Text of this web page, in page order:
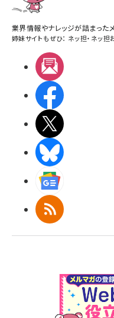
業界情報やナレッジが詰まった
姉妹サイトもぜひ： ネッ担・ ネッ担
RSS